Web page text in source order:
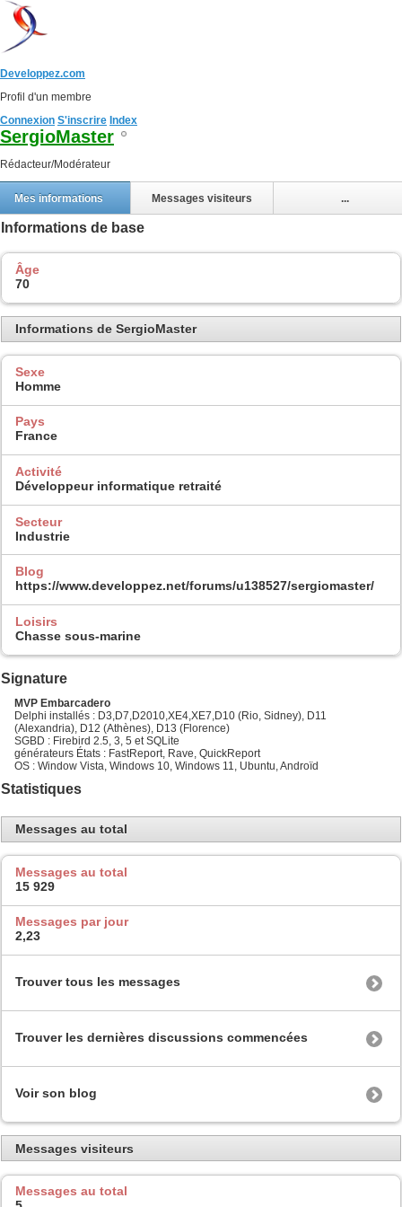
Developpez.com
Profil d'un membre
Connexion S'inscrire Index
SergioMaster
Rédacteur/Modérateur
Mes informations Messages visiteurs ...
Informations de base
Âge
70
Informations de SergioMaster
Sexe
Homme
Pays
France
Activité
Développeur informatique retraité
Secteur
Industrie
Blog
https://www.developpez.net/forums/u138527/sergiomaster/
Loisirs
Chasse sous-marine
Signature
MVP Embarcadero
Delphi installés : D3,D7,D2010,XE4,XE7,D10 (Rio, Sidney), D11
(Alexandria), D12 (Athènes), D13 (Florence)
SGBD : Firebird 2.5, 3, 5 et SQLite
générateurs États : FastReport, Rave, QuickReport
OS : Window Vista, Windows 10, Windows 11, Ubuntu, Androïd
Statistiques
Messages au total
Messages au total
15 929
Messages par jour
2,23
Trouver tous les messages
Trouver les dernières discussions commencées
Voir son blog
Messages visiteurs
Messages au total